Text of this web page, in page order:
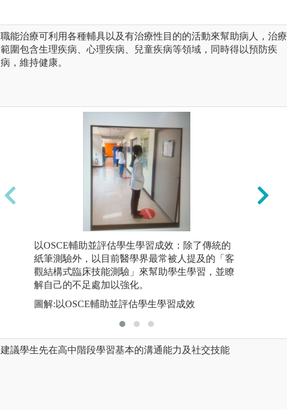
職能治療可利用各種輔具以及有治療性目的的活動來幫助病人，治療
範圍包含生理疾病、心理疾病、兒童疾病等領域，同時得以預防疾
病，維持健康。
以OSCE輔助並評估學生學習成效：除了傳統的
紙筆測驗外，以目前醫學界最常被人提及的「客
觀結構式臨床技能測驗」來幫助學生學習，並瞭
解自己的不足處加以強化。
圖解:以OSCE輔助並評估學生學習成效
建議學生先在高中階段學習基本的溝通能力及社交技能